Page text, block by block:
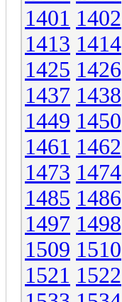
1401 1402
1413 1414
1425 1426
1437 1438
1449 1450
1461 1462
1473 1474
1485 1486
1497 1498
1509 1510
1521 1522